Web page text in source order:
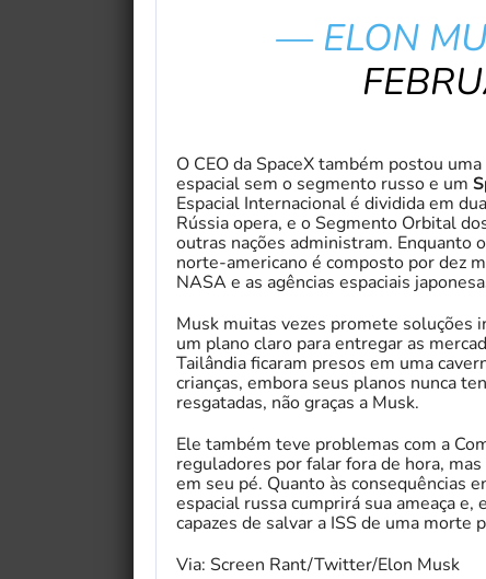
— ELON
O CEO da SpaceX também postou
espacial sem o segmento russo e um
Espacial Internacional é dividida em
Rússia opera, e o Segmento Orbital
outras nações administram. Enquanto
norte-americano é composto por dez
NASA e as agências espaciais
Musk muitas vezes promete soluções
um plano claro para entregar as
Tailândia ficaram presos em uma
crianças, embora seus planos nunca
resgatadas, não graças a Musk.
Ele também teve problemas com a
reguladores por falar fora de hora,
em seu pé. Quanto às consequências
espacial russa cumprirá sua ameaça
capazes de salvar a ISS de uma morte
Via: Screen Rant/Twitter/Elon Musk